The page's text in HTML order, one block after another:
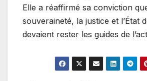
Elle a réaffirmé sa conviction
souveraineté, la justice et l’État
devaient rester les guides de